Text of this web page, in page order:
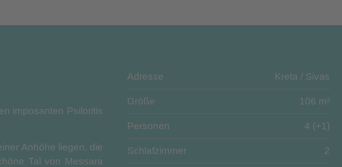
imposanten Psiloritis
Anhöhe liegen, die
Tal von Messara
Adresse Kreta / Sivas
Größe 106 m²
Personen 4 (+1)
Schlafzimmer 2